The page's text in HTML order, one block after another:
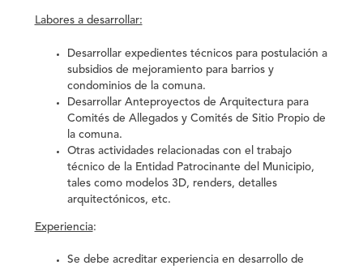
Labores a desarrollar:
Desarrollar expedientes técnicos para postulación a
subsidios de mejoramiento para barrios y
condominios de la comuna.
Desarrollar Anteproyectos de Arquitectura para
Comités de Allegados y Comités de Sitio Propio de
la comuna.
Otras actividades relacionadas con el trabajo
técnico de la Entidad Patrocinante del Municipio,
tales como modelos 3D, renders, detalles
arquitectónicos, etc.
Experiencia:
Se debe acreditar experiencia en desarrollo de